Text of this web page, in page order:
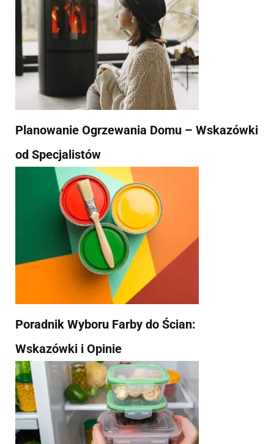
Planowanie Ogrzewania Domu – Wskazówki
od Specjalistów
Poradnik Wyboru Farby do Ścian:
Wskazówki i Opinie